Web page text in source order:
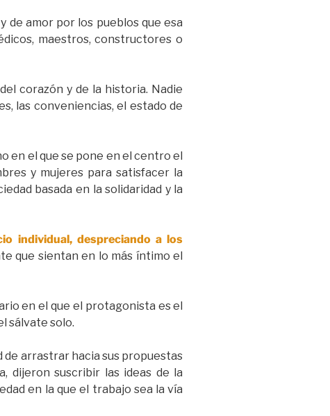
de amor por los pueblos que esa
maestros, constructores o
corazón y de la historia. Nadie
las conveniencias, el estado de
en el que se pone en el centro el
y mujeres para satisfacer la
basada en la solidaridad y la
individual, despreciando a los
que sientan en lo más íntimo el
en el que el protagonista es el
sálvate solo.
de arrastrar hacia sus propuestas
dijeron suscribir las ideas de la
en la que el trabajo sea la vía